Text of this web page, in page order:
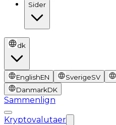
Sider
dk
EnglishEN SverigeSV
DanmarkDK
Sammenlign
Kryptovalutaer